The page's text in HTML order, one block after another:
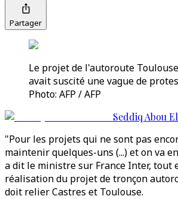
Partager
Le projet de l'autoroute
avait suscité une vague de
Photo: AFP / AFP
Seddiq Abou
"Pour les projets qui ne sont pas
maintenir quelques-uns (...) et on va
a dit le ministre sur France Inter, tout
réalisation du projet de tronçon
doit relier Castres et Toulouse.